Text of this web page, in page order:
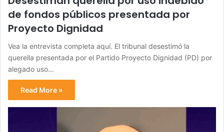
de fondos públicos presentada por
Proyecto Dignidad
Vea la entrevista completa aquí. El tribunal desestimó la
querella presentada por el Partido Proyecto Dignidad (PD) por
alegado uso…
Read More »